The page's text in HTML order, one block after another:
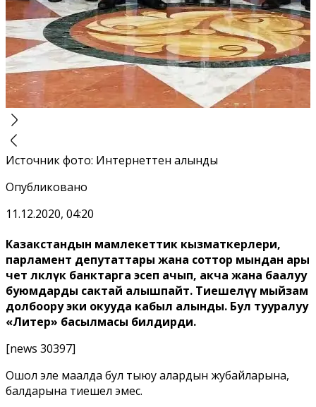
Источник фото: Интернеттен алынды
Опубликовано
11.12.2020, 04:20
Казакстандын мамлекеттик кызматкерлери,
парламент депутаттары жана соттор мындан ары
чет өлкөлүк банктарга эсеп ачып, акча жана баалуу
буюмдарды сактай алышпайт. Тиешелүү мыйзам
долбоору эки окууда кабыл алынды. Бул тууралуу
«Литер»​ басылмасы билдирди.
[news 30397]
Ошол эле маалда бул тыюу алардын жубайларына,
балдарына тиешелүү эмес.